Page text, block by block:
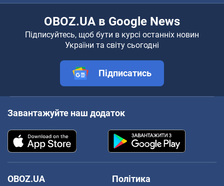
OBOZ.UA в Google News
Підписуйтесь, щоб бути в курсі останніх новин
України та світу сьогодні
Підписатись
Завантажуйте наш додаток
OBOZ.UA
Політика